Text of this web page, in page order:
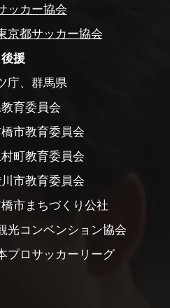
ッカー協会
京都サッカー協会
後援
庁、群馬県
育委員会
市教育委員会
町教育委員会
市教育委員会
市まちづくり公社
光コンベンション協会
プロサッカーリーグ